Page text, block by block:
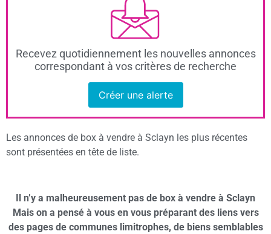
Recevez quotidiennement les nouvelles annonces
correspondant à vos critères de recherche
Créer une alerte
Les annonces de box à vendre à Sclayn les plus récentes
sont présentées en tête de liste.
Il n’y a malheureusement pas de box à vendre à Sclayn
Mais on a pensé à vous en vous préparant des liens vers
des pages de communes limitrophes, de biens semblables